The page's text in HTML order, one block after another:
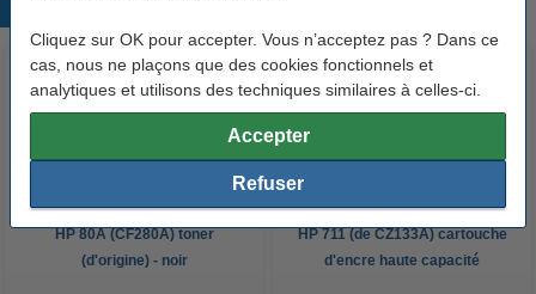
Cliquez sur OK pour accepter. Vous n’acceptez pas ? Dans ce
cas, nous ne plaçons que des cookies fonctionnels et
analytiques et utilisons des techniques similaires à celles-ci.
Accepter
Refuser
HP 80A (CF280A) toner
(d'origine) - noir
HP 711 (de CZ133A) cartouche
d'encre haute capacité